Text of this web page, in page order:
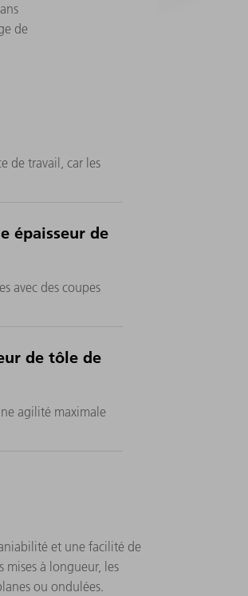
de
de travail, car les
épaisseur de
avec des coupes
de tôle de
agilité maximale
et une facilité de
mises à longueur, les
ou ondulées.